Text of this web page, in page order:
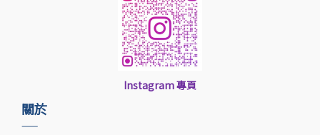
Instagram 專頁
關於
——